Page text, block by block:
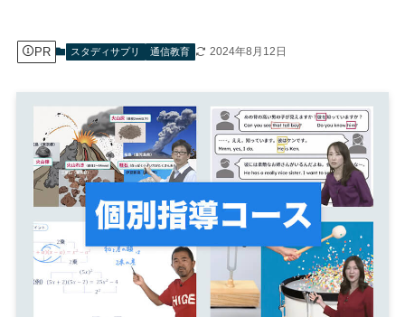
PR スタディサプリ 通信教育 2024年8月12日